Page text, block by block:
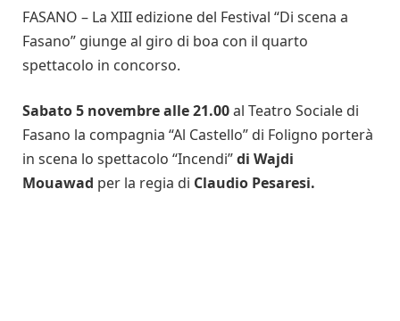
FASANO – La XIII edizione del Festival “Di scena a
Fasano” giunge al giro di boa con il quarto
spettacolo in concorso.
Sabato 5 novembre alle 21.00al Teatro Sociale di
Fasano la compagnia “Al Castello” di Foligno porterà
in scena lo spettacolo “Incendi”di Wajdi
Mouawad per la regia di Claudio Pesaresi.